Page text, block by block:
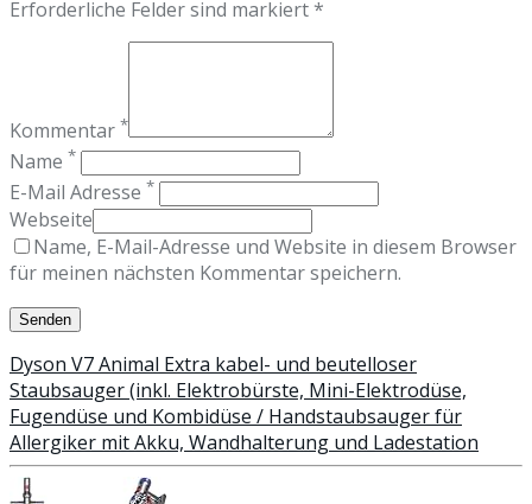
Erforderliche Felder sind markiert *
Kommentar *
Name *
E-Mail Adresse *
Webseite
Name, E-Mail-Adresse und Website in diesem Browser
für meinen nächsten Kommentar speichern.
Dyson V7 Animal Extra kabel- und beutelloser
Staubsauger (inkl. Elektrobürste, Mini-Elektrodüse,
Fugendüse und Kombidüse / Handstaubsauger für
Allergiker mit Akku, Wandhalterung und Ladestation